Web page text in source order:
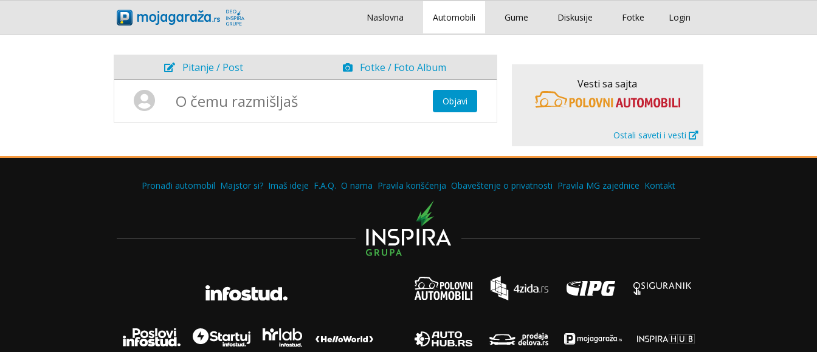
Login
Naslovna Automobili Gume Diskusije Fotke
Pitanje / Post Fotke / Foto Album
Objavi
Vesti sa sajta
Ostali saveti i vesti
Pronađi automobil Majstor si? Imaš ideje F.A.Q. O nama Pravila korišćenja Obaveštenje o privatnosti Pravila MG zajednice Kontakt